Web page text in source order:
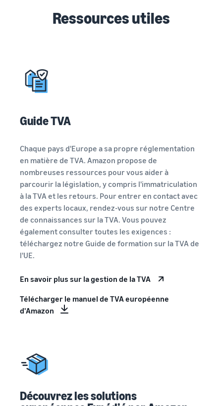
Ressources utiles
Guide TVA
Chaque pays d'Europe a sa propre réglementation
en matière de TVA. Amazon propose de
nombreuses ressources pour vous aider à
parcourir la législation, y compris l'immatriculation
à la TVA et les retours. Pour entrer en contact avec
des experts locaux, rendez-vous sur notre Centre
de connaissances sur la TVA. Vous pouvez
également consulter toutes les exigences :
téléchargez notre Guide de formation sur la TVA de
l'UE.
En savoir plus sur la gestion de la TVA
Télécharger le manuel de TVA européenne
d'Amazon
Découvrez les solutions